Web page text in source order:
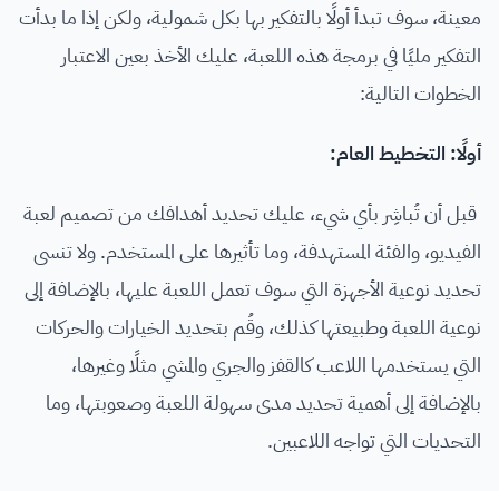
معينة، سوف تبدأ أولًا بالتفكير بها بكل شمولية، ولكن إذا ما بدأت
التفكير مليًا في برمجة هذه اللعبة، عليك الأخذ بعين الاعتبار
الخطوات التالية:
أولًا: التخطيط العام:
قبل أن تُباشِر بأي شيء، عليك تحديد أهدافك من تصميم لعبة
الفيديو، والفئة المستهدفة، وما تأثيرها على المستخدم. ولا تنسى
تحديد نوعية الأجهزة التي سوف تعمل اللعبة عليها، بالإضافة إلى
نوعية اللعبة وطبيعتها كذلك، وقُم بتحديد الخيارات والحركات
التي يستخدمها اللاعب كالقفز والجري والمشي مثلًا وغيرها،
بالإضافة إلى أهمية تحديد مدى سهولة اللعبة وصعوبتها، وما
التحديات التي تواجه اللاعبين.